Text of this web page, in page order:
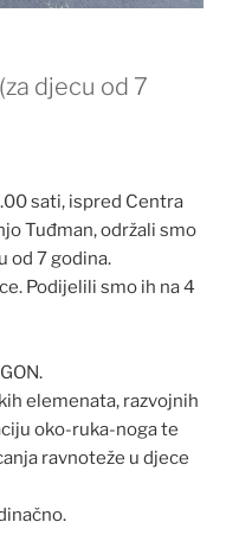
djecu od 7
sati, ispred Centra
Tuđman, održali smo
od 7 godina.
Podijelili smo ih na 4
elemenata, razvojnih
oko-ruka-noga te
ravnoteže u djece